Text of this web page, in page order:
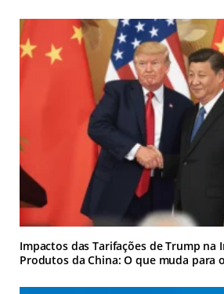
Impactos das Tarifações de Trump na
Produtos da China: O que muda para